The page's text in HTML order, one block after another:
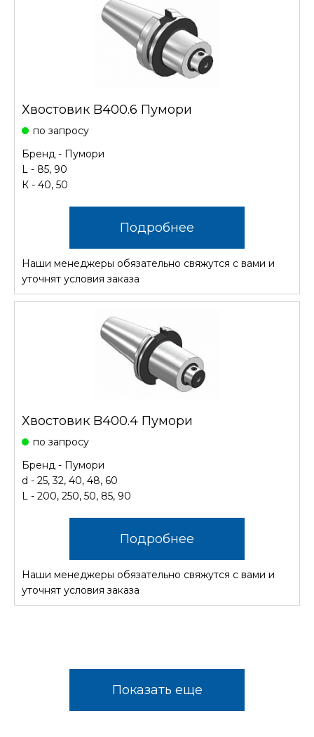
Хвостовик B400.6 Пумори
по запросу
Бренд - Пумори
L - 85, 90
К - 40, 50
Подробнее
Наши менеджеры обязательно свяжутся с вами и
уточнят условия заказа
Хвостовик B400.4 Пумори
по запросу
Бренд - Пумори
d - 25, 32, 40, 48, 60
L - 200, 250, 50, 85, 90
Подробнее
Наши менеджеры обязательно свяжутся с вами и
уточнят условия заказа
Показать еще